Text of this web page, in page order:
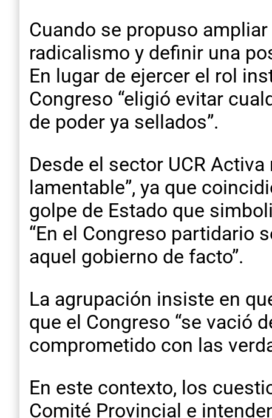
Cuando se propuso
radicalismo y definir una
En lugar de ejercer el rol
Congreso “eligió evitar
de poder ya sellados”.
Desde el sector UCR
lamentable”, ya que
golpe de Estado que
“En el Congreso partidario
aquel gobierno de facto”.
La agrupación insiste en
que el Congreso “se vació
comprometido con las
En este contexto, los
Comité Provincial e